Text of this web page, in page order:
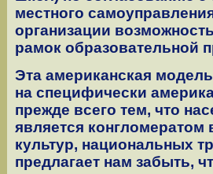
местного
организации
рамок образовательной
Эта американская
на специфически
прежде всего тем, что
является
культур, национальных
предлагает нам забыть,